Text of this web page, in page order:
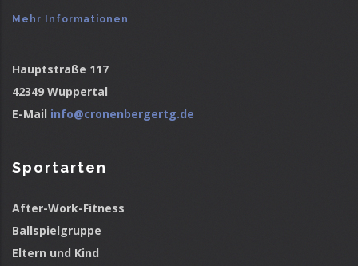
Mehr Informationen
Hauptstraße 117
42349 Wuppertal
E-Mail info@cronenbergertg.de
Sportarten
After-Work-Fitness
Ballspielgruppe
Eltern und Kind